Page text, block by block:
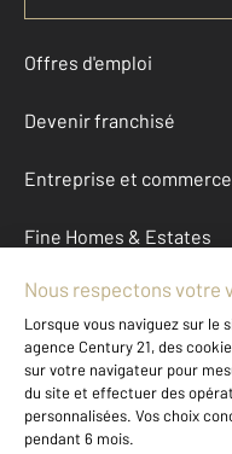
Offres d'emploi
Devenir franchisé
Entreprise et commerce
Fine Homes & Estates
À propos
International
Nous contacter